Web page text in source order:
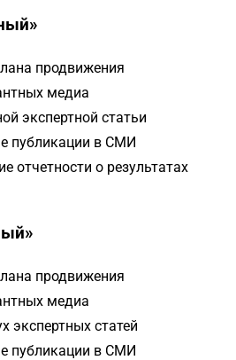
»
продвижения
медиа
экспертной статьи
публикации в СМИ
отчетности о результатах
»
продвижения
медиа
экспертных статей
публикации в СМИ